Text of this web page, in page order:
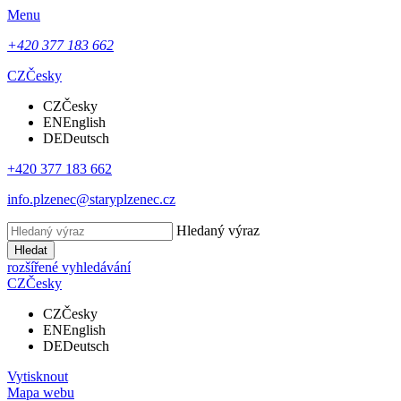
Menu
+420 377 183 662
CZČesky
CZČesky
ENEnglish
DEDeutsch
+420 377 183 662
info.plzenec@staryplzenec.cz
Hledaný výraz
Hledat
rozšířené vyhledávání
CZČesky
CZČesky
ENEnglish
DEDeutsch
Vytisknout
Mapa webu